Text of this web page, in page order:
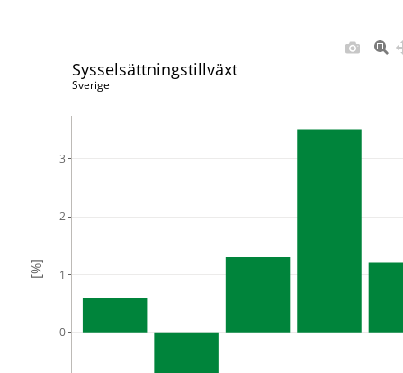
0
1
2
3
Sysselsättningstillväxt
Sverige
[%]